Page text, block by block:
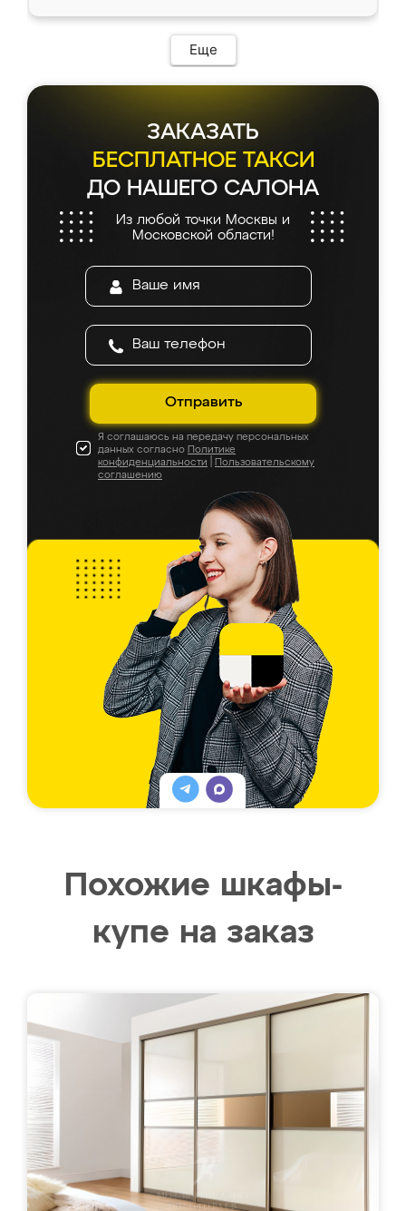
Еще
ЗАКАЗАТЬ
БЕСПЛАТНОЕ ТАКСИ
ДО НАШЕГО САЛОНА
Из любой точки Москвы и
Московской области!
Отправить
Я соглашаюсь на передачу персональных
данных согласно Политике
конфиденциальности
Пользовательскому
соглашению
Похожие шкафы-
купе на заказ